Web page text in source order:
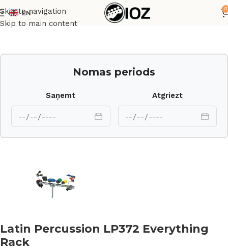
Skip to navigation
Skip to main content
EN
0
Sākums Perkusijas
Nomas periods
Saņemt Atgriezt
Latin Percussion LP372 Everything
Rack